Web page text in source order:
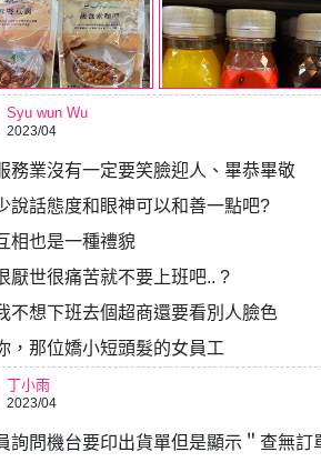
Syu wun Wu
2023/04
務業沒有一定要笑臉迎人、畢恭畢敬
說話態度和眼神可以和善一點吧?
相也是一種禮貌
厭世很痛苦就不要上班吧.. ?
不想下班去個超商還要看別人臉色
，那位嬌小短頭髮的女員工
丁小雨
2023/04
詢問機台要印出貨單但是顯示＂查無